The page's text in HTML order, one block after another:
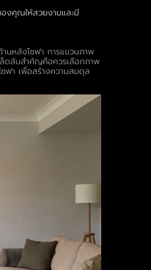
องคุณให้สวยงามและมี
นหลังโซฟา การแขวนภาพ
ดลับสำคัญคือควรเลือกภาพ
ฟา เพื่อสร้างความสมดุล